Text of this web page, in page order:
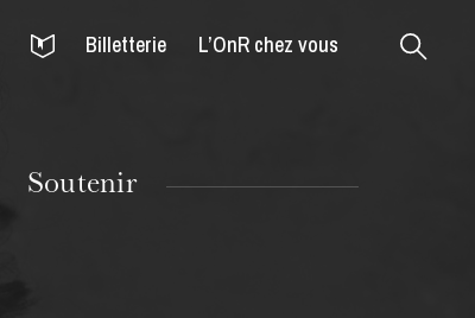
Billetterie L’OnR chez vous
Soutenir